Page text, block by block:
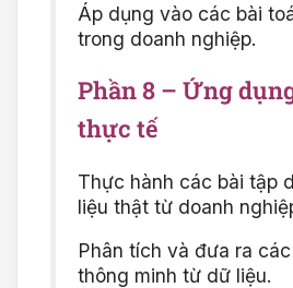
Áp dụng vào các bài
trong doanh nghiệp.
Phần 8 – Ứng
thực tế
Thực hành các bài tập
liệu thật từ doanh
Phân tích và đưa ra
thông minh từ dữ liệu.